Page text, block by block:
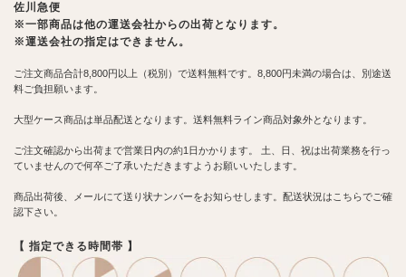
佐川急便
※一部商品は他の運送会社からの出荷となります。
※運送会社の指定はできません。
ご注文商品合計8,800円以上（税別）で送料無料です。8,800円未満の場合は、別途送
料ご負担願います。
大型ケース商品は単品配送となります。送料無料ライン商品対象外となります。
ご注文確認から出荷まで営業日内の約1日かかります。 土、日、祝は出荷業務を行っ
ていませんので何卒ご了承いただきますようお願いいたします。
商品出荷後、メールにて送り状ナンバーをお知らせします。配送状況はこちらでご確
認下さい。
【 指定できる時間帯 】